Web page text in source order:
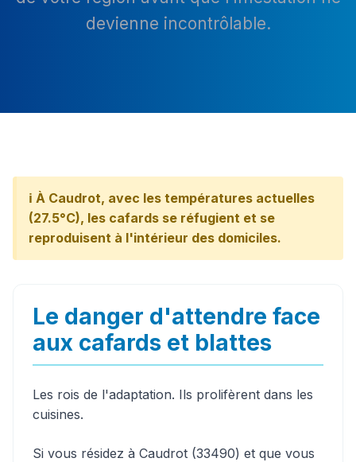
devienne incontrôlable.
ℹ️ À Caudrot, avec les températures actuelles
(27.5°C), les cafards se réfugient et se
reproduisent à l'intérieur des domiciles.
Le danger d'attendre face
aux cafards et blattes
Les rois de l'adaptation. Ils prolifèrent dans les
cuisines.
Si vous résidez à Caudrot (33490) et que vous